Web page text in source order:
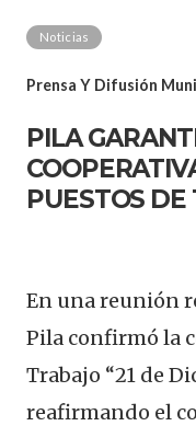
Noticias
Prensa Y Difusión
PILA
PUESTOS
En una reunión
Pila confirmó la
Trabajo “21 de
reafirmando el